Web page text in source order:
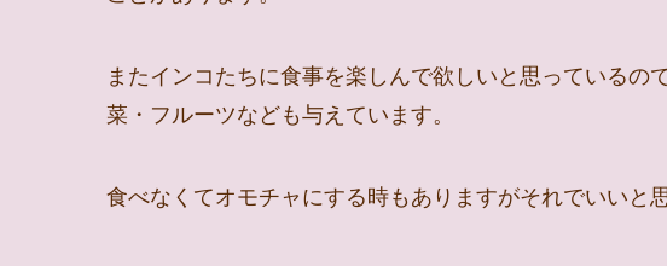
またインコたちに食事を楽しんで欲しいと思っているの
菜・フルーツなども与えています。
食べなくてオモチャにする時もありますがそれでいいと